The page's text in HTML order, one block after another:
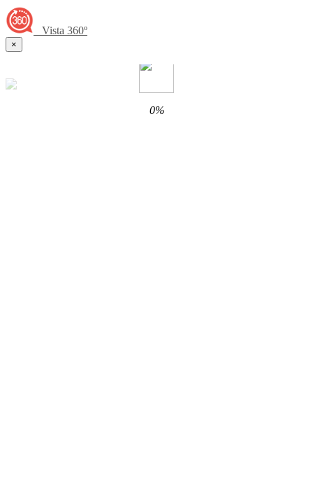
Vista 360º
×